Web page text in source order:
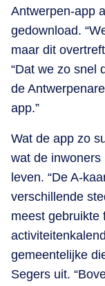
Antwerpen-app
gedownload.
maar dit
“Dat we zo snel
de
app.”
Wat de app zo
wat de
leven. “De A-
verschillende
meest gebruikte
gemeentelijke
Segers uit.